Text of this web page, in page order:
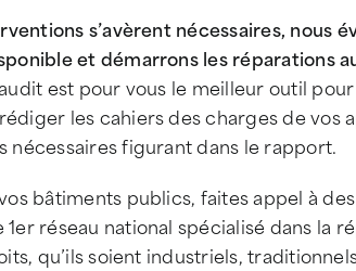
s’avèrent nécessaires, nous
et démarrons les réparations
est pour vous le meilleur outil
les cahiers des charges de vos
nécessaires figurant dans le rapport.
bâtiments publics, faites appel à
1er réseau national spécialisé dans la
qu’ils soient industriels,